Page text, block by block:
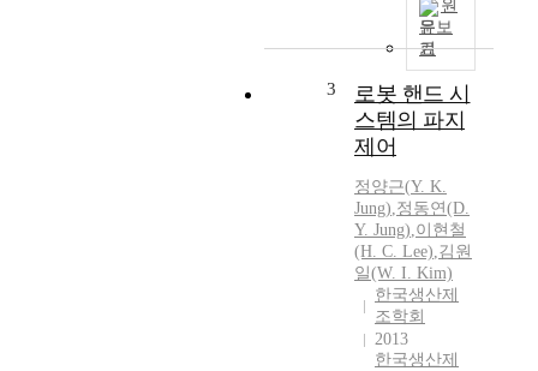
원
문보
기
3
로봇 핸드 시
스템의 파지
제어
정양근(Y. K.
Jung),정동연(D.
Y. Jung),이현철
(H. C. Lee),김원
일(W. I. Kim)
한국생산제
조학회
2013
한국생산제